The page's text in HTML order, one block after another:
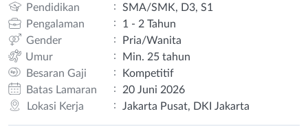
Pendidikan :
SMA/SMK, D3, S1
Pengalaman
:
1 - 2 Tahun
Gender
:
Pria/Wanita
Umur
:
Min. 25 tahun
Besaran Gaji
:
Kompetitif
Batas Lamaran
:
20 Juni 2026
Lokasi Kerja
: Jakarta Pusat, DKI Jakarta